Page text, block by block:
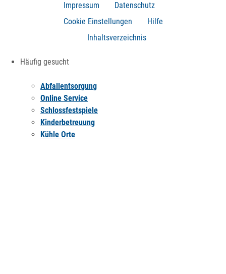
Impressum
Datenschutz
Cookie Einstellungen
Hilfe
Inhaltsverzeichnis
Häufig gesucht
Abfallentsorgung
Online Service
Schlossfestspiele
Kinderbetreuung
Kühle Orte